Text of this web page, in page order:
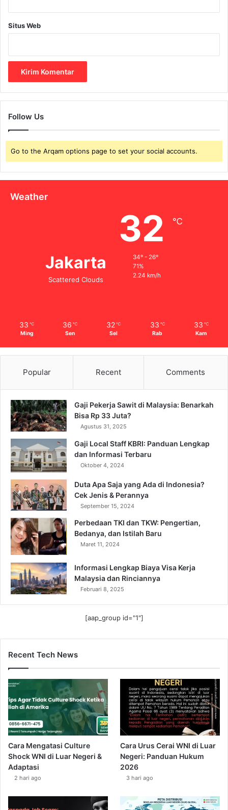
Situs Web
Follow Us
Go to the Arqam options page to set your social accounts.
Weather
Jakarta
Scattered Clouds
32 ℃
34º - 26º
71%
2.24 km/h
33 ℃
Ming
36 ℃
Sen
32 ℃
Sel
33 ℃
Rab
33 ℃
Kam
Popular Recent Comments
Gaji Pekerja Sawit di Malaysia: Benarkah
Bisa Rp 33 Juta?
Agustus 31, 2025
Gaji Local Staff KBRI: Panduan Lengkap
dan Informasi Terbaru
Oktober 4, 2024
Duta Apa Saja yang Ada di Indonesia?
Cek Jenis & Perannya
September 15, 2024
Perbedaan TKI dan TKW: Pengertian,
Bedanya, dan Istilah Baru
Maret 11, 2024
Informasi Lengkap Biaya Visa Kerja
Malaysia dan Rinciannya
Februari 8, 2025
[aap_group id="1"]
Recent Tech News
Cara Mengatasi Culture
Shock WNI di Luar Negeri &
Adaptasi
2 hari ago
Cara Urus Cerai WNI di Luar
Negeri: Panduan Hukum
2026
3 hari ago